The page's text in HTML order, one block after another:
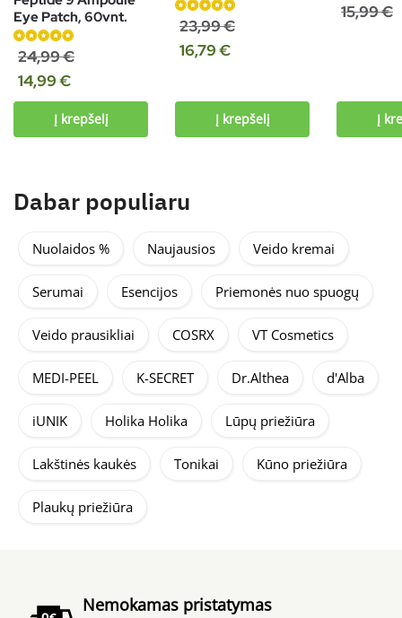
Eye Patch, 60vnt.
Įvertinimas:
24,99€
14,99€
Į krepšelį
Įvertinimas:
23,99€
16,79€
Į krepšelį
15,99€
Į
Dabar populiaru
Nuolaidos % Naujausios Veido kremai
Serumai Esencijos Priemonės nuo spuogų
Veido prausikliai COSRX VT Cosmetics
MEDI-PEEL K-SECRET Dr.Althea d'Alba
iUNIK Holika Holika Lūpų priežiūra
Lakštinės kaukės Tonikai Kūno priežiūra
Plaukų priežiūra
Nemokamas pristatymas